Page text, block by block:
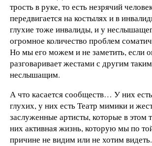
трость в руке, то есть незрячий
передвигается на костылях и в
глухие тоже инвалиды, и у
огромное количество проблем
Но мы его можем и не заметить, если
разговаривает жестами с другим
неслышащим.
А что касается сообществ… У них
глухих, у них есть Театр мимики и
заслуженные артисты, которые в этом
них активная жизнь, которую мы по
причине не видим или не хотим видеть.